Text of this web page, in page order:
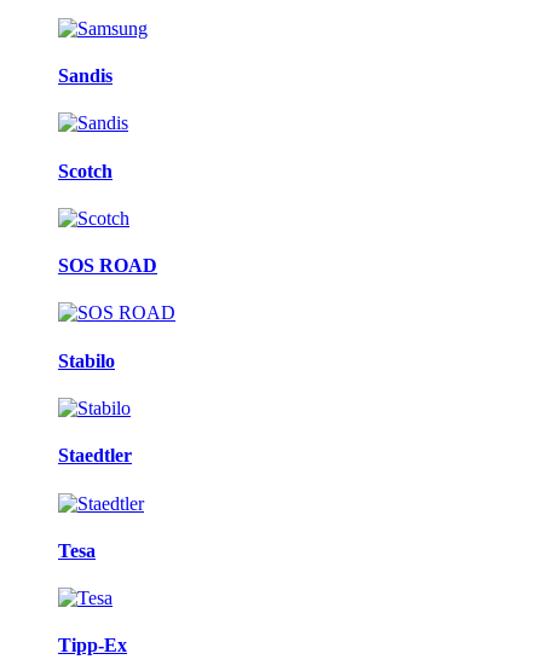
Sandis
Scotch
SOS ROAD
Stabilo
Staedtler
Tesa
Tipp-Ex